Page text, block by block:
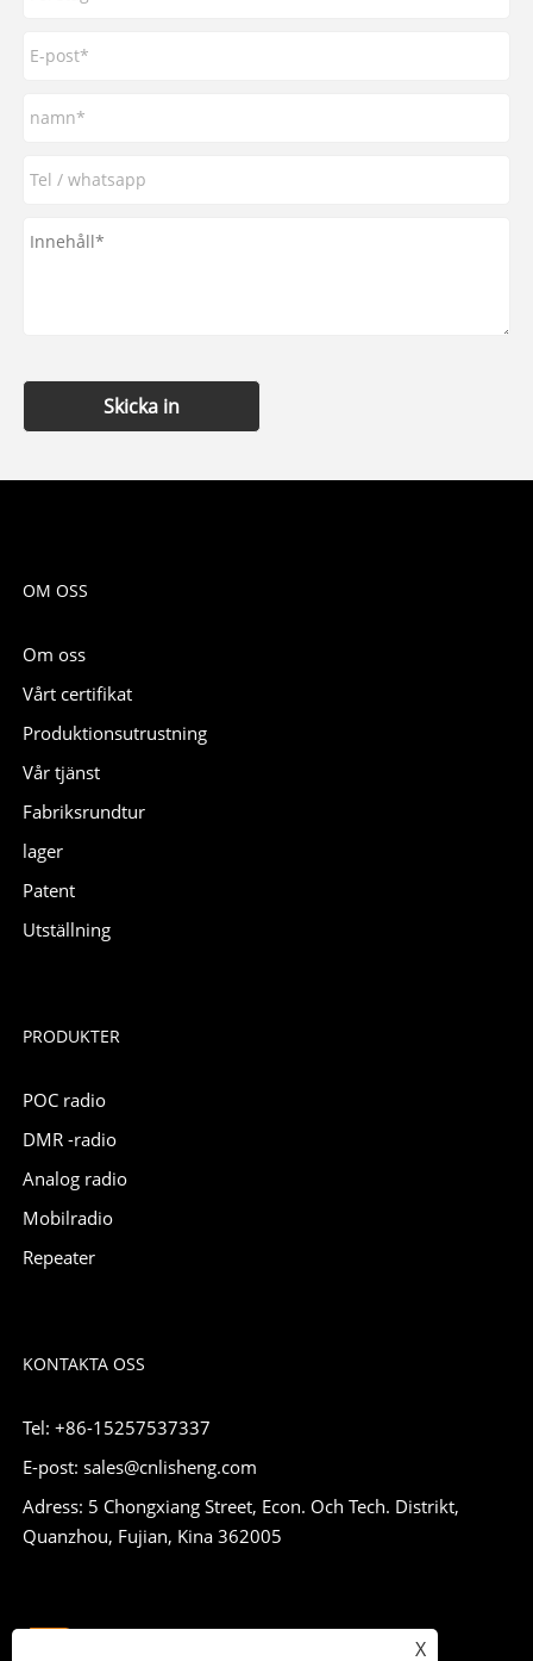
Skicka in
OM OSS
Om oss
Vårt certifikat
Produktionsutrustning
Vår tjänst
Fabriksrundtur
lager
Patent
Utställning
PRODUKTER
POC radio
DMR -radio
Analog radio
Mobilradio
Repeater
KONTAKTA OSS
Tel: +86-15257537337
E-post: sales@cnlisheng.com
Adress: 5 Chongxiang Street, Econ. Och Tech. Distrikt,
Quanzhou, Fujian, Kina 362005
X